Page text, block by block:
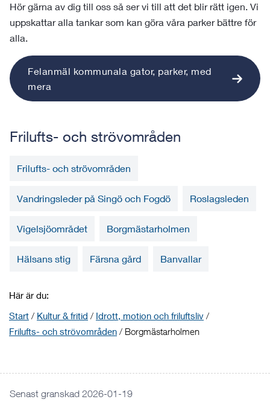
Hör gärna av dig till oss så ser vi till att det blir rätt igen. Vi
uppskattar alla tankar som kan göra våra parker bättre för
alla.
Felanmäl kommunala gator, parker, med
mera
Frilufts- och strövområden
Frilufts- och strövområden
Vandringsleder på Singö och Fogdö Roslagsleden
Vigelsjöområdet Borgmästarholmen
Hälsans stig Färsna gård Banvallar
Här är du:
Start / Kultur & fritid / Idrott, motion och friluftsliv /
Frilufts- och strövområden / Borgmästarholmen
Senast granskad 2026-01-19